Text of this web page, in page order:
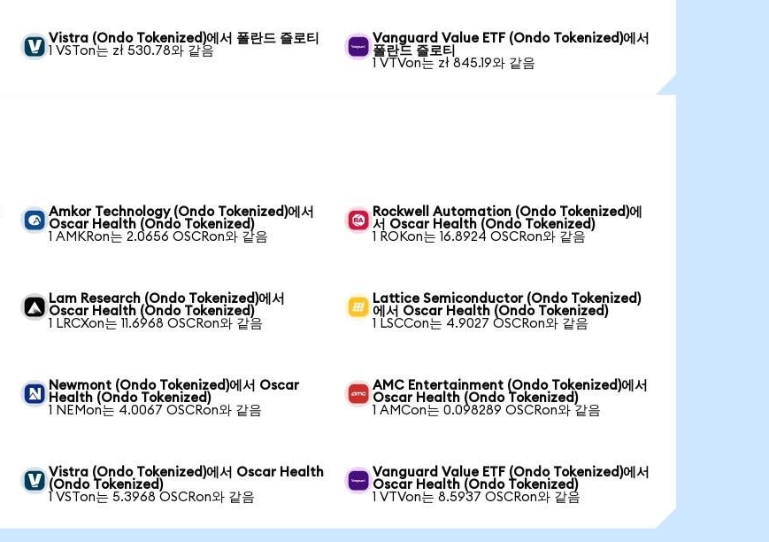
Vistra (Ondo Tokenized)에서 폴란드 즐로티
1 VSTon는 zł 530.78와 같음
Vanguard Value ETF (Ondo Tokenized)에서
폴란드 즐로티
1 VTVon는 zł 845.19와 같음
Amkor Technology (Ondo Tokenized)에서
Oscar Health (Ondo Tokenized)
1 AMKRon는 2.0656 OSCRon와 같음
Rockwell Automation (Ondo Tokenized)에
서 Oscar Health (Ondo Tokenized)
1 ROKon는 16.8924 OSCRon와 같음
Lam Research (Ondo Tokenized)에서
Oscar Health (Ondo Tokenized)
1 LRCXon는 11.6968 OSCRon와 같음
Lattice Semiconductor (Ondo Tokenized)
에서 Oscar Health (Ondo Tokenized)
1 LSCCon는 4.9027 OSCRon와 같음
Newmont (Ondo Tokenized)에서 Oscar
Health (Ondo Tokenized)
1 NEMon는 4.0067 OSCRon와 같음
AMC Entertainment (Ondo Tokenized)에서
Oscar Health (Ondo Tokenized)
1 AMCon는 0.098289 OSCRon와 같음
Vistra (Ondo Tokenized)에서 Oscar Health
(Ondo Tokenized)
1 VSTon는 5.3968 OSCRon와 같음
Vanguard Value ETF (Ondo Tokenized)에서
Oscar Health (Ondo Tokenized)
1 VTVon는 8.5937 OSCRon와 같음